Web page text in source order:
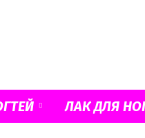
ЛАК ДЛЯ